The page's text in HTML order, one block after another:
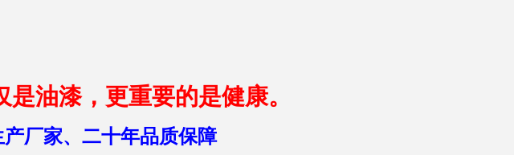
油漆，更重要的是健康。
产厂家、二十年品质保障